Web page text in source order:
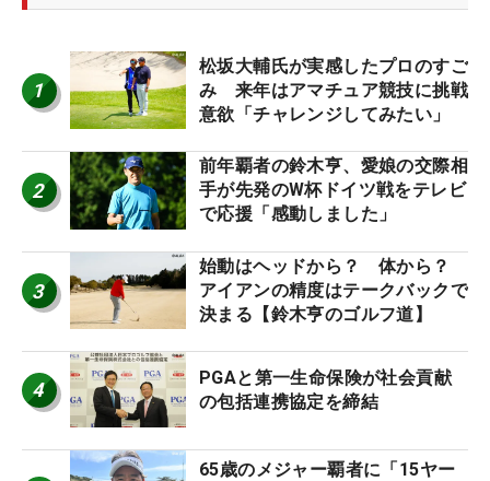
1
松坂大輔氏が実感したプロのすご
み 来年はアマチュア競技に挑戦
意欲「チャレンジしてみたい」
2
前年覇者の鈴木亨、愛娘の交際相
手が先発のW杯ドイツ戦をテレビ
で応援「感動しました」
3
始動はヘッドから？ 体から？
アイアンの精度はテークバックで
決まる【鈴木亨のゴルフ道】
4
PGAと第一生命保険が社会貢献
の包括連携協定を締結
65歳のメジャー覇者に「15ヤー